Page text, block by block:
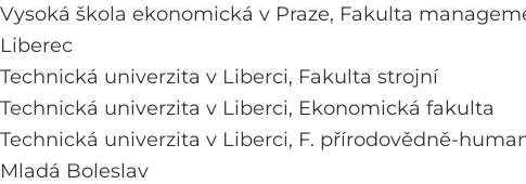
Vysoká škola ekonomická v Praze, Fakulta
Liberec
Technická univerzita v Liberci, Fakulta strojní
Technická univerzita v Liberci, Ekonomická fakulta
Technická univerzita v Liberci, F. přírodovědně-
Mladá Boleslav